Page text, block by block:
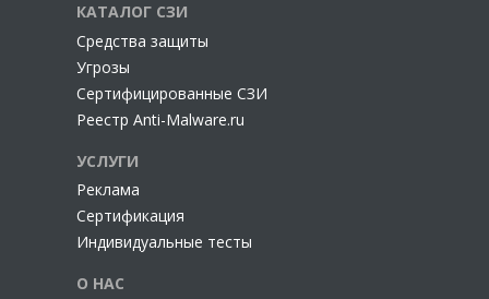
КАТАЛОГ СЗИ
Cредства защиты
Угрозы
Сертифицированные СЗИ
Реестр Anti-Malware.ru
УСЛУГИ
Реклама
Сертификация
Индивидуальные тесты
О НАС